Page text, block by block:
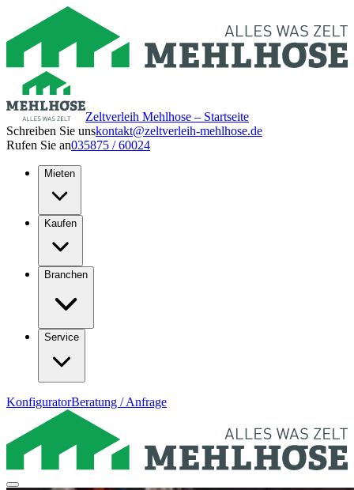
Zeltverleih Mehlhose – Startseite
Schreiben Sie unskontakt@zeltverleih-mehlhose.de
Rufen Sie an035875 / 60024
Mieten
Kaufen
Branchen
Service
KonfiguratorBeratung / Anfrage